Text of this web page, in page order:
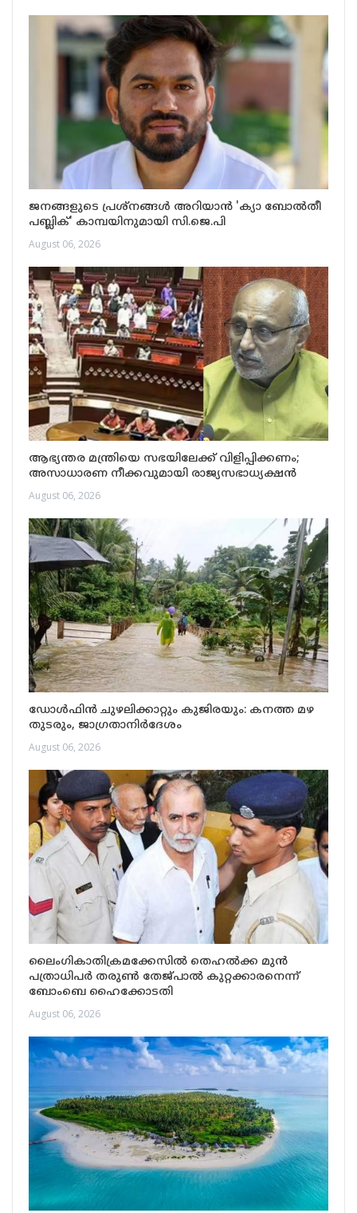
ജനങ്ങളുടെ പ്രശ്നങ്ങൾ അറിയാൻ 'ക്യാ ബോൽതീ
പബ്ലിക്' കാമ്പയിനുമായി സി.ജെ.പി
August 06, 2026
ആഭ്യന്തര മന്ത്രിയെ സഭയിലേക്ക് വിളിപ്പിക്കണം;
അസാധാരണ നീക്കവുമായി രാജ്യസഭാധ്യക്ഷൻ
August 06, 2026
ഡോൾഫിൻ ചുഴലിക്കാറ്റും കുജിരയും: കനത്ത മഴ
തുടരും, ജാഗ്രതാനിർദേശം
August 06, 2026
ലൈംഗികാതിക്രമക്കേസിൽ തെഹൽക്ക മുൻ
പത്രാധിപർ തരുൺ തേജ്പാൽ കുറ്റക്കാരനെന്ന്
ബോംബെ ഹൈക്കോടതി
August 06, 2026